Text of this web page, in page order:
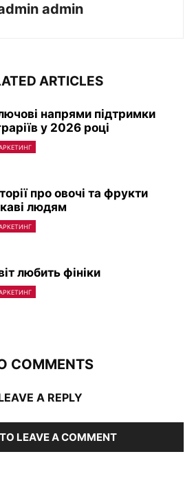
admin
ARTICLES
напрями підтримки
у 2026 році
про овочі та фрукти
людям
любить фініки
COMMENTS
A REPLY
LEAVE A COMMENT